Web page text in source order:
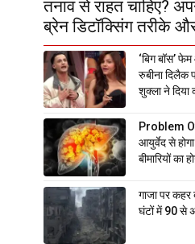
तनाव से राहत चाहिए?
ब्रेन डिटॉक्सिंग तरीके
‘बिग बॉस’
रुबीना दिलैक
शुक्ला ने दिया
Problem
आयुर्वेद से
बीमारियों का
गाजा पर
घंटों में 90 से